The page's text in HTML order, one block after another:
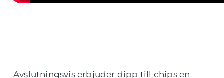
Avslutningsvis erbjuder dipp till chips en